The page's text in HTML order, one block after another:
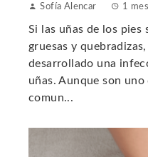
Sofía Alencar 1
Si las uñas de los pies
gruesas y
desarrollado una
uñas. Aunque son
comun...